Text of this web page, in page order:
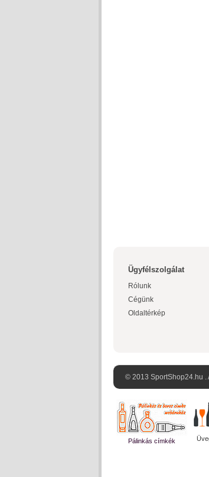
Ügyfélszolgálat
Rólunk
Cégünk
Oldaltérkép
© 2013 SportShop24.hu .
Pálinkás címkék